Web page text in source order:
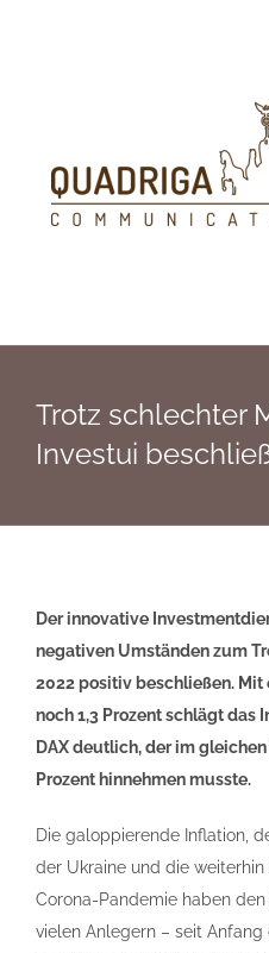
Trotz schlechter
Investui
Der innovative
negativen Umständen zum
2022 positiv beschließen.
noch 1,3 Prozent schlägt
DAX deutlich, der im
Prozent hinnehmen musste.
Die galoppierende Inflation,
der Ukraine und die
Corona-Pandemie haben
vielen Anlegern – seit